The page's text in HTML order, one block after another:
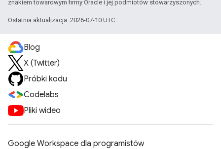
znakiem towarowym firmy Oracle i jej podmiotów stowarzyszonych.
Ostatnia aktualizacja: 2026-07-10 UTC.
Blog
X (Twitter)
Próbki kodu
Codelabs
Pliki wideo
Google Workspace dla programistów